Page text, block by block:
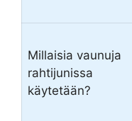
Millaisia vaunuja
rahtijunissa
käytetään?